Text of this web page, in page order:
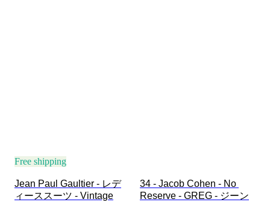
Free shipping
Jean Paul Gaultier - レデ
ィーススーツ - Vintage
34 - Jacob Cohen - No
Reserve - GREG - ジーン